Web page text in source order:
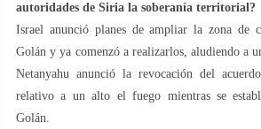
autoridades de Siria la soberanía territorial?
Israel anunció planes de ampliar la zona de
Golán y ya comenzó a realizarlos, aludiendo a
Netanyahu anunció la revocación del
relativo a un alto el fuego mientras se
Golán.